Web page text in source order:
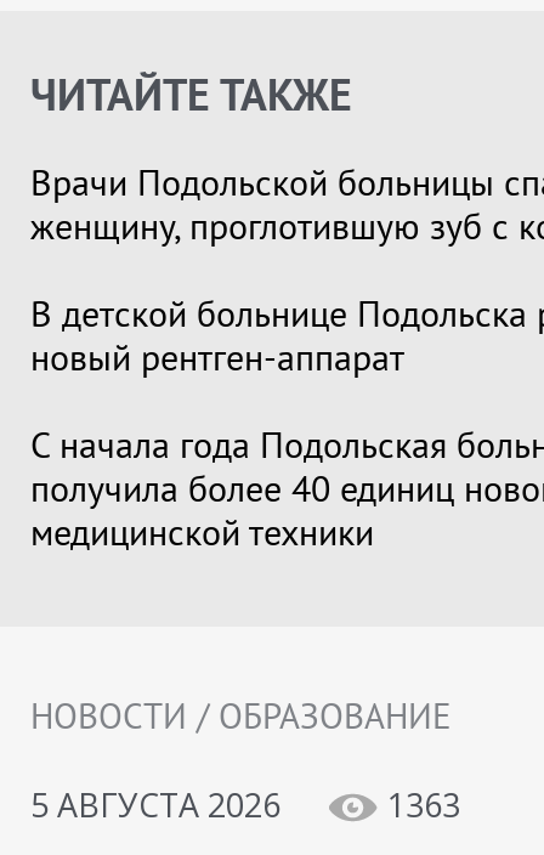
ЧИТАЙТЕ ТАКЖЕ
Врачи Подольской больницы
женщину, проглотившую зуб с
В детской больнице Подольска
новый рентген-аппарат
С начала года Подольская
получила более 40 единиц
медицинской техники
НОВОСТИ / ОБРАЗОВАНИЕ
5 АВГУСТА 2026
1363